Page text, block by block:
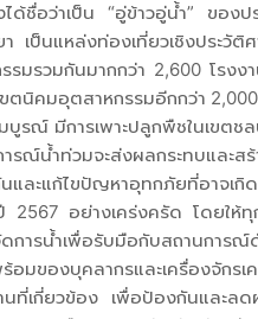
ได้ชื่อว่าเป็น “อู่ข้าวอู่น้ำ” ของ
เป็นแหล่งท่องเที่ยวเชิงประวั
รมรวมกันมากกว่า 2,600 โร
ตนิคมอุตสาหกรรมอีกกว่า
รณ์ มีการเพาะปลูกพืชในเขตชล
รณ์น้ำท่วมจะส่งผลกระทบและ
นและแก้ไขปัญหาอุทกภัยที่อาจ
อย่างเคร่งครัด โดยให้ทุ
การน้ำเพื่อรับมือกับสถานการ
อมของบุคลากรและเครื่องจัก
ที่เกี่ยวข้อง เพื่อป้องกันและลด